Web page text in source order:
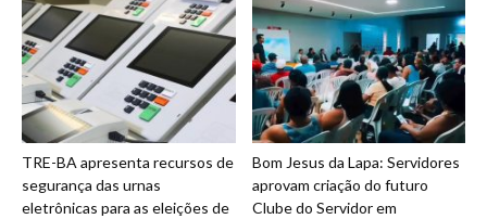
TRE-BA apresenta recursos de
segurança das urnas
eletrônicas para as eleições de
Bom Jesus da Lapa: Servidores
aprovam criação do futuro
Clube do Servidor em